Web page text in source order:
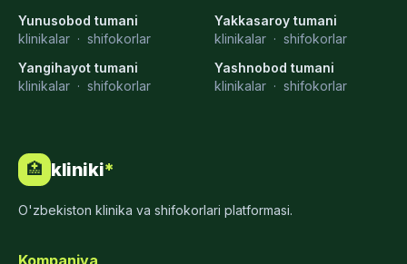
Yunusobod tumani
klinikalar · shifokorlar
Yakkasaroy tumani
klinikalar · shifokorlar
Yangihayot tumani
klinikalar · shifokorlar
Yashnobod tumani
klinikalar · shifokorlar
🏥 kliniki*
O'zbekiston klinika va shifokorlari platformasi.
Kompaniya